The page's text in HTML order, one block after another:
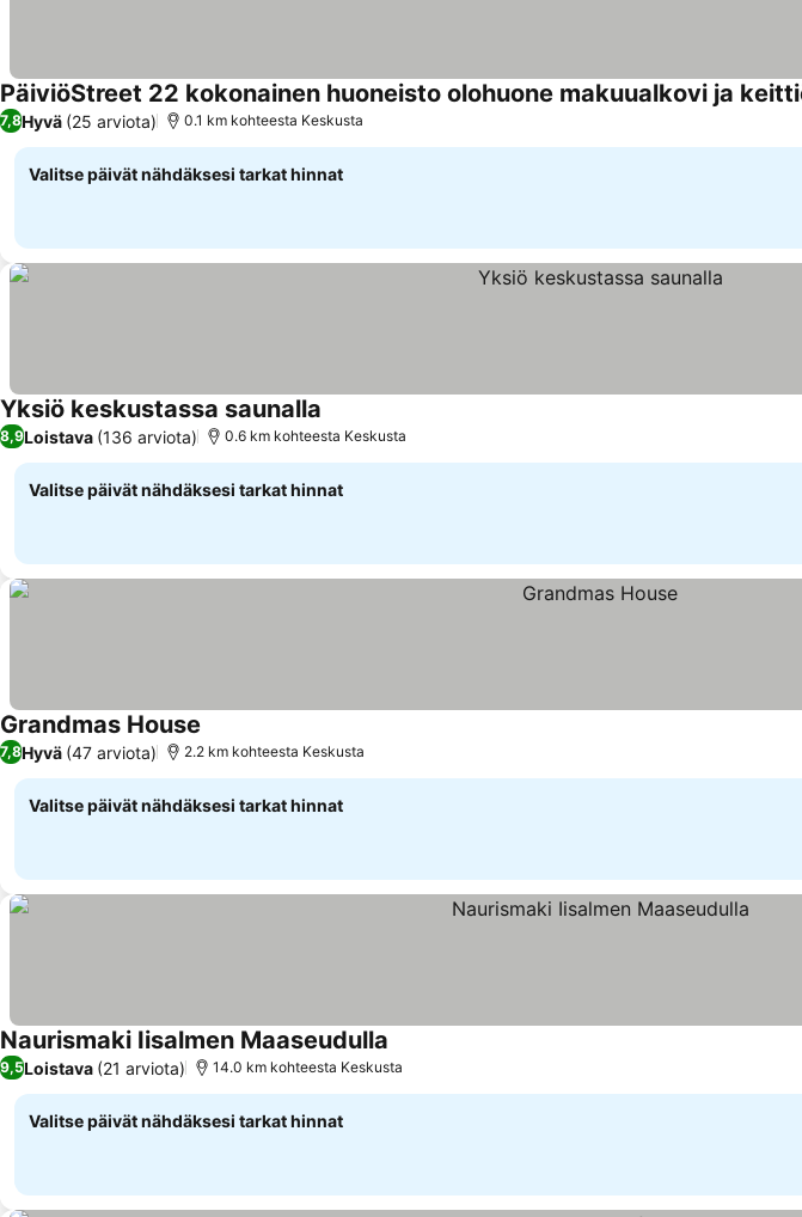
PäiviöStreet 22 kokonainen huoneisto olohuone makuualkovi ja
7,8Hyvä (25 arviota) 0.1 km kohteesta Keskusta
Valitse päivät nähdäksesi tarkat hinnat
Yksiö keskustassa saunalla
8,9Loistava (136 arviota) 0.6 km kohteesta Keskusta
Valitse päivät nähdäksesi tarkat hinnat
Grandmas House
7,8Hyvä (47 arviota) 2.2 km kohteesta Keskusta
Valitse päivät nähdäksesi tarkat hinnat
Naurismaki Iisalmen Maaseudulla
9,5Loistava (21 arviota) 14.0 km kohteesta Keskusta
Valitse päivät nähdäksesi tarkat hinnat